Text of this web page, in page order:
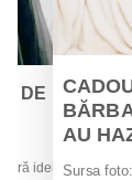
DE
idei
AU
Sursa